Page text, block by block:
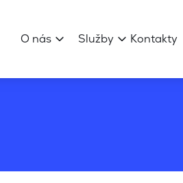
O nás Služby Kontakty